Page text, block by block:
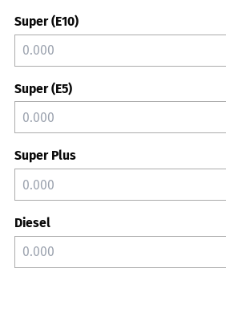
Super (E10)
Super (E5)
Super Plus
Diesel